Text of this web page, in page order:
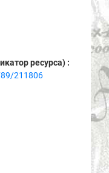
ресурса) :
211806